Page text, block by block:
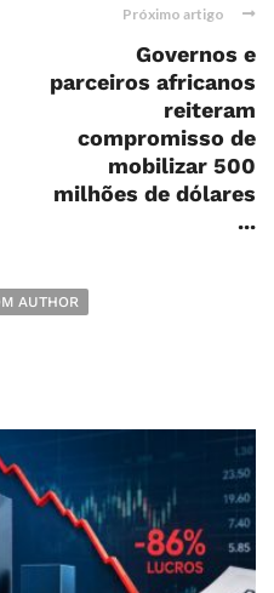
Próximo artigo
Governos e
parceiros africanos
reiteram
compromisso de
mobilizar 500
milhões de dólares
...
AUTHOR